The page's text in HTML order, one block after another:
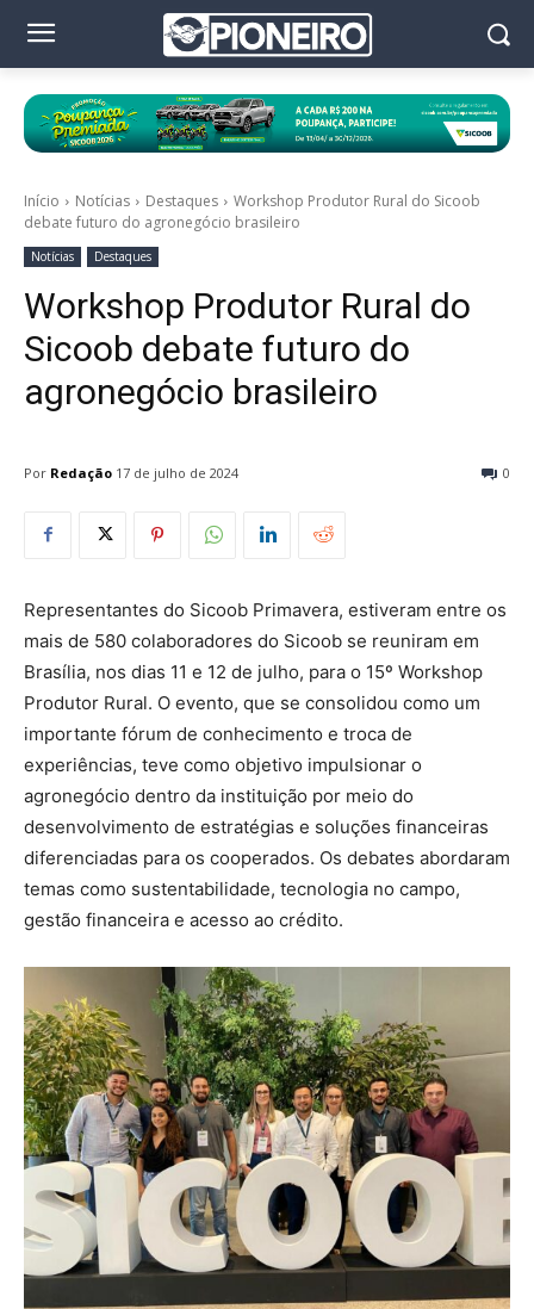
Início Notícias Destaques
Workshop Produtor Rural do Sicoob
debate futuro do agronegócio brasileiro
Notícias Destaques
Workshop Produtor Rural do
Sicoob debate futuro do
agronegócio brasileiro
Por Redação 0
17 de julho de 2024
Representantes do Sicoob Primavera, estiveram entre os
mais de 580 colaboradores do Sicoob se reuniram em
Brasília, nos dias 11 e 12 de julho, para o 15º Workshop
Produtor Rural. O evento, que se consolidou como um
importante fórum de conhecimento e troca de
experiências, teve como objetivo impulsionar o
agronegócio dentro da instituição por meio do
desenvolvimento de estratégias e soluções financeiras
diferenciadas para os cooperados. Os debates abordaram
temas como sustentabilidade, tecnologia no campo,
gestão financeira e acesso ao crédito.